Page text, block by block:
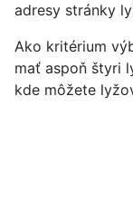
adresy stránky
Ako kritérium
mať aspoň štyri
kde môžete